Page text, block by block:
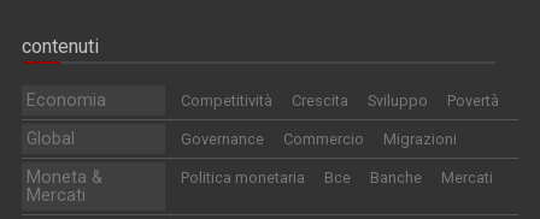
contenuti
Economia Competitività Crescita Sviluppo Povertà
Global Governance Commercio Migrazioni
Moneta &
Mercati
Politica monetaria Bce Banche Mercati